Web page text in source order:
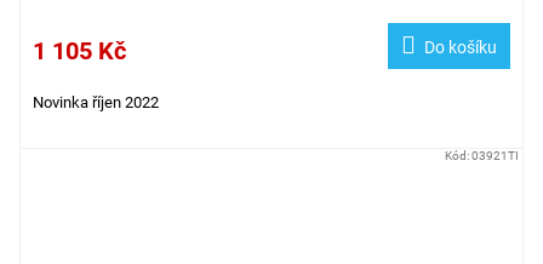
1 105 Kč Do košíku
Novinka říjen 2022
Kód:03921TI